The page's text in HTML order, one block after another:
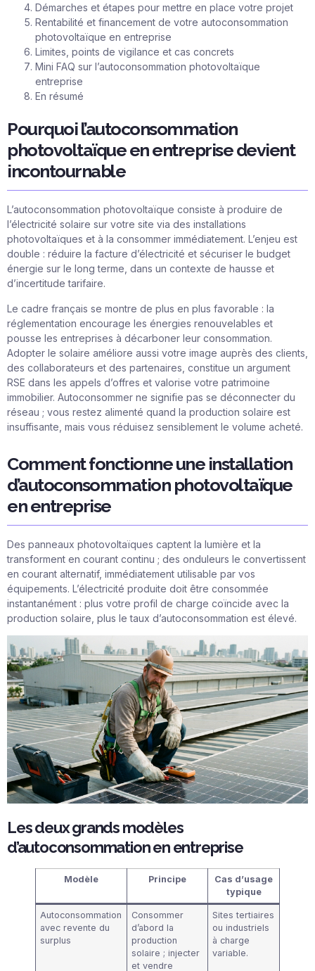
Démarches et étapes pour mettre en place votre projet
Rentabilité et financement de votre autoconsommation
photovoltaïque en entreprise
Limites, points de vigilance et cas concrets
Mini FAQ sur l’autoconsommation photovoltaïque
entreprise
En résumé
Pourquoi l’autoconsommation
photovoltaïque en entreprise devient
incontournable
L’autoconsommation photovoltaïque consiste à produire de
l’électricité solaire sur votre site via des installations
photovoltaïques et à la consommer immédiatement. L’enjeu est
double : réduire la facture d’électricité et sécuriser le budget
énergie sur le long terme, dans un contexte de hausse et
d’incertitude tarifaire.
Le cadre français se montre de plus en plus favorable : la
réglementation encourage les énergies renouvelables et
pousse les entreprises à décarboner leur consommation.
Adopter le solaire améliore aussi votre image auprès des clients,
des collaborateurs et des partenaires, constitue un argument
RSE dans les appels d’offres et valorise votre patrimoine
immobilier. Autoconsommer ne signifie pas se déconnecter du
réseau ; vous restez alimenté quand la production solaire est
insuffisante, mais vous réduisez sensiblement le volume acheté.
Comment fonctionne une installation
d’autoconsommation photovoltaïque
en entreprise
Des panneaux photovoltaïques captent la lumière et la
transforment en courant continu ; des onduleurs le convertissent
en courant alternatif, immédiatement utilisable par vos
équipements. L’électricité produite doit être consommée
instantanément : plus votre profil de charge coïncide avec la
production solaire, plus le taux d’autoconsommation est élevé.
Les deux grands modèles
d’autoconsommation en entreprise
Modèle Principe
Cas d’usage
typique
Autoconsommation
avec revente du
surplus
Consommer
d’abord la
production
solaire ; injecter
et vendre
Sites tertiaires
ou industriels
à charge
variable.